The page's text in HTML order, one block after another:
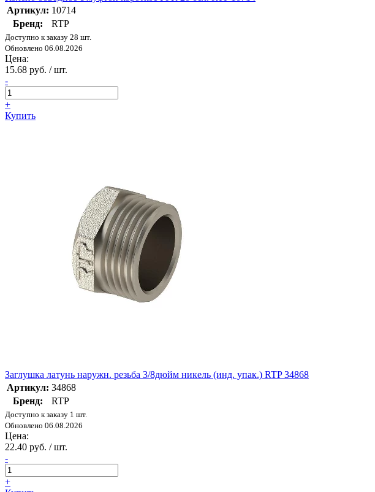
Артикул: 10714
Бренд:
RTP
Доступно к заказу 28 шт.
Обновлено 06.08.2026
Цена:
15.68 руб. / шт.
-
+
Купить
Заглушка латунь наружн. резьба 3/8дюйм никель (инд. упак.) RTP 34868
Артикул: 34868
Бренд:
RTP
Доступно к заказу 1 шт.
Обновлено 06.08.2026
Цена:
22.40 руб. / шт.
-
+